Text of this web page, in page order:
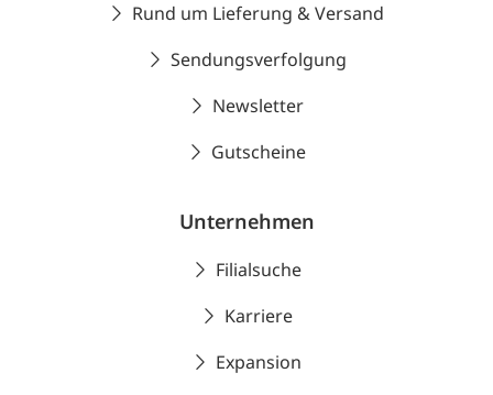
Rund um Lieferung & Versand
Sendungsverfolgung
Newsletter
Gutscheine
Unternehmen
Filialsuche
Karriere
Expansion